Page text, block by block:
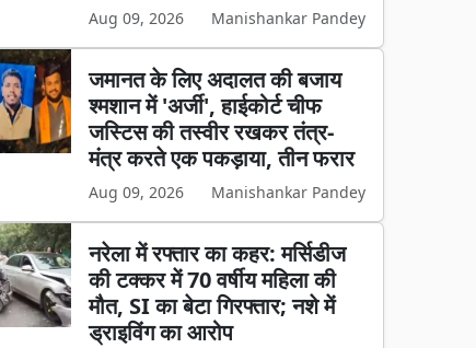
Aug 09, 2026 Manishankar Pandey
जमानत के लिए अदालत की बजाय
श्मशान में 'अर्जी', हाईकोर्ट चीफ
जस्टिस की तस्वीर रखकर तंत्र-
मंत्र करते एक पकड़ाया, तीन फरार
Aug 09, 2026 Manishankar Pandey
नरेला में रफ्तार का कहर: मर्सिडीज
की टक्कर में 70 वर्षीय महिला की
मौत, SI का बेटा गिरफ्तार; नशे में
ड्राइविंग का आरोप